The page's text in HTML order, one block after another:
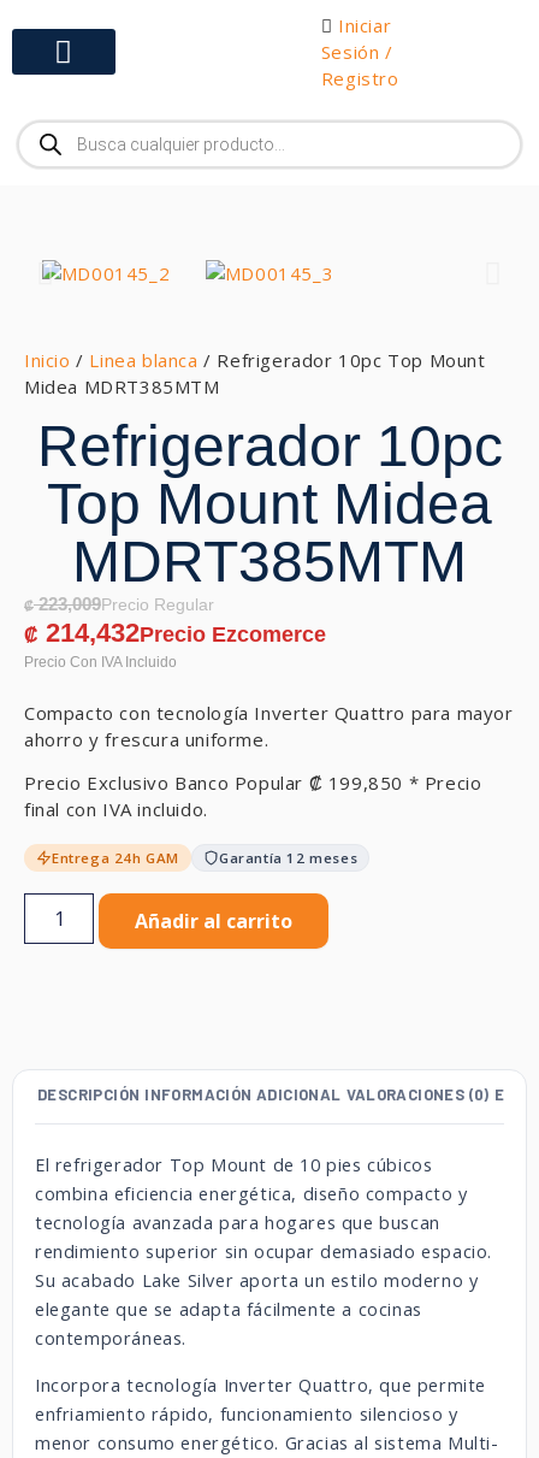
Iniciar
Sesión /
Registro
Inicio / Linea blanca / Refrigerador 10pc Top Mount
Midea MDRT385MTM
Refrigerador 10pc
Top Mount Midea
MDRT385MTM
₡223,009
₡ 214,432
Compacto con tecnología Inverter Quattro para mayor
ahorro y frescura uniforme.
Precio Exclusivo Banco Popular ₡ 199,850 * Precio
final con IVA incluido.
Entrega 24h GAM Garantía 12 meses
Añadir al carrito
DESCRIPCIÓN INFORMACIÓN ADICIONAL VALORACIONES (0)
El refrigerador Top Mount de 10 pies cúbicos
combina eficiencia energética, diseño compacto y
tecnología avanzada para hogares que buscan
rendimiento superior sin ocupar demasiado espacio.
Su acabado Lake Silver aporta un estilo moderno y
elegante que se adapta fácilmente a cocinas
contemporáneas.
Incorpora tecnología Inverter Quattro, que permite
enfriamiento rápido, funcionamiento silencioso y
menor consumo energético. Gracias al sistema Multi-